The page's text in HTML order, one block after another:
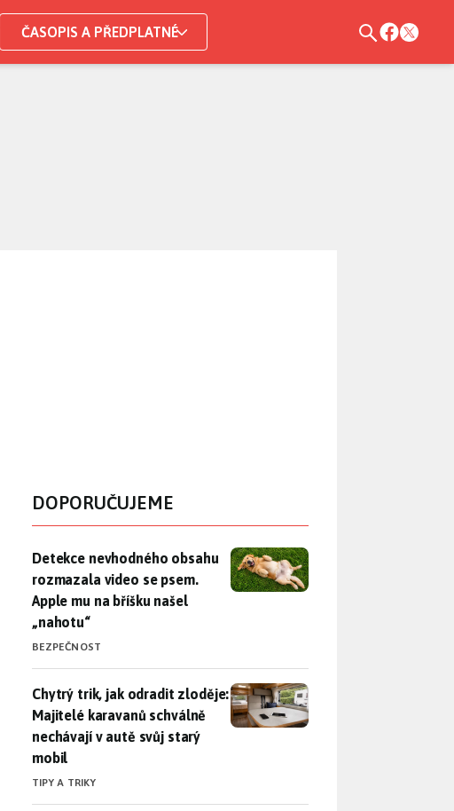
ČASOPIS A PŘEDPLATNÉ
DOPORUČUJEME
Detekce nevhodného obsahu rozmazala video se psem. Apple mu
Detekce nevhodného obsahu
rozmazala video se psem.
Apple mu na bříšku našel
„nahotu“
BEZPEČNOST
Chytrý trik, jak odradit zloděje: Majitelé karavanů schválně
Chytrý trik, jak odradit zloděje:
Majitelé karavanů schválně
nechávají v autě svůj starý
mobil
TIPY A TRIKY